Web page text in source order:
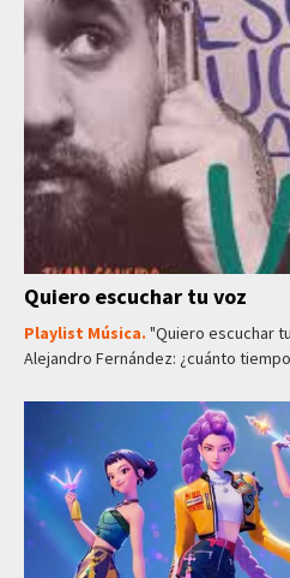
Quiero escuchar tu voz
Playlist Música. "Quiero escuchar
Alejandro Fernández: ¿cuánto